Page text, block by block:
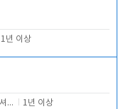
1년 이상
베팅.,청소<<캐셔 모셔봅니다. 1년 이상